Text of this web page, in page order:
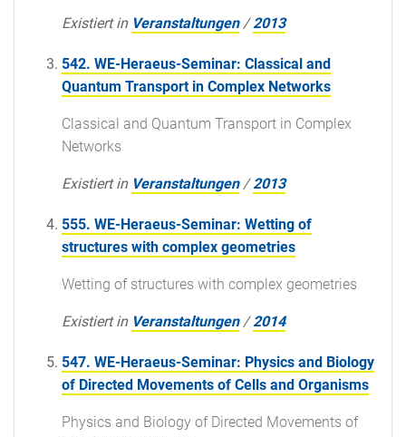
Existiert in Veranstaltungen /2013
542. WE-Heraeus-Seminar: Classical and
Quantum Transport in Complex Networks
Classical and Quantum Transport in Complex
Networks
Existiert in Veranstaltungen /2013
555. WE-Heraeus-Seminar: Wetting of
structures with complex geometries
Wetting of structures with complex geometries
Existiert in Veranstaltungen /2014
547. WE-Heraeus-Seminar: Physics and Biology
of Directed Movements of Cells and Organisms
Physics and Biology of Directed Movements of